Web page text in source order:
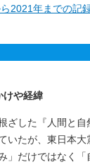
2021年までの記
や経緯
ざした『人間と自
いたが、東日本大
」だけではなく「